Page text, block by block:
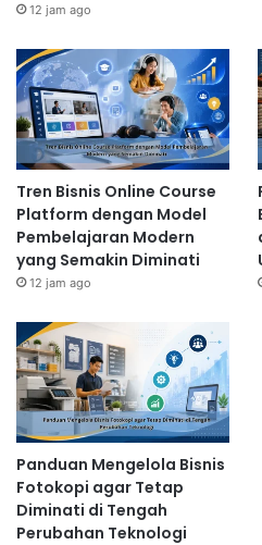
12 jam ago
Tren Bisnis Online Course
Platform dengan Model
Pembelajaran Modern
yang Semakin Diminati
12 jam ago
Panduan Mengelola Bisnis
Fotokopi agar Tetap
Diminati di Tengah
Perubahan Teknologi